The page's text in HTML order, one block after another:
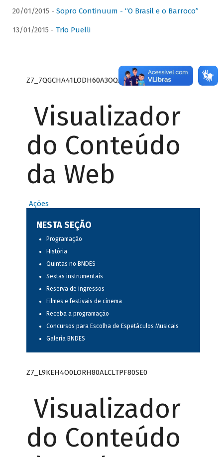
20/01/2015 - Sopro Continuum - “O Brasil e o Barroco”
13/01/2015 - Trio Puelli
Z7_7QGCHA41LODH60A3OQA8RN1415
Visualizador
do Conteúdo
da Web
Ações
NESTA SEÇÃO
Programação
História
Quintas no BNDES
Sextas instrumentais
Reserva de ingressos
Filmes e festivais de cinema
Receba a programação
Concursos para Escolha de Espetáculos Musicais
Galeria BNDES
Z7_L9KEH4O0LORH80ALCLTPF80SE0
Visualizador
do Conteúdo